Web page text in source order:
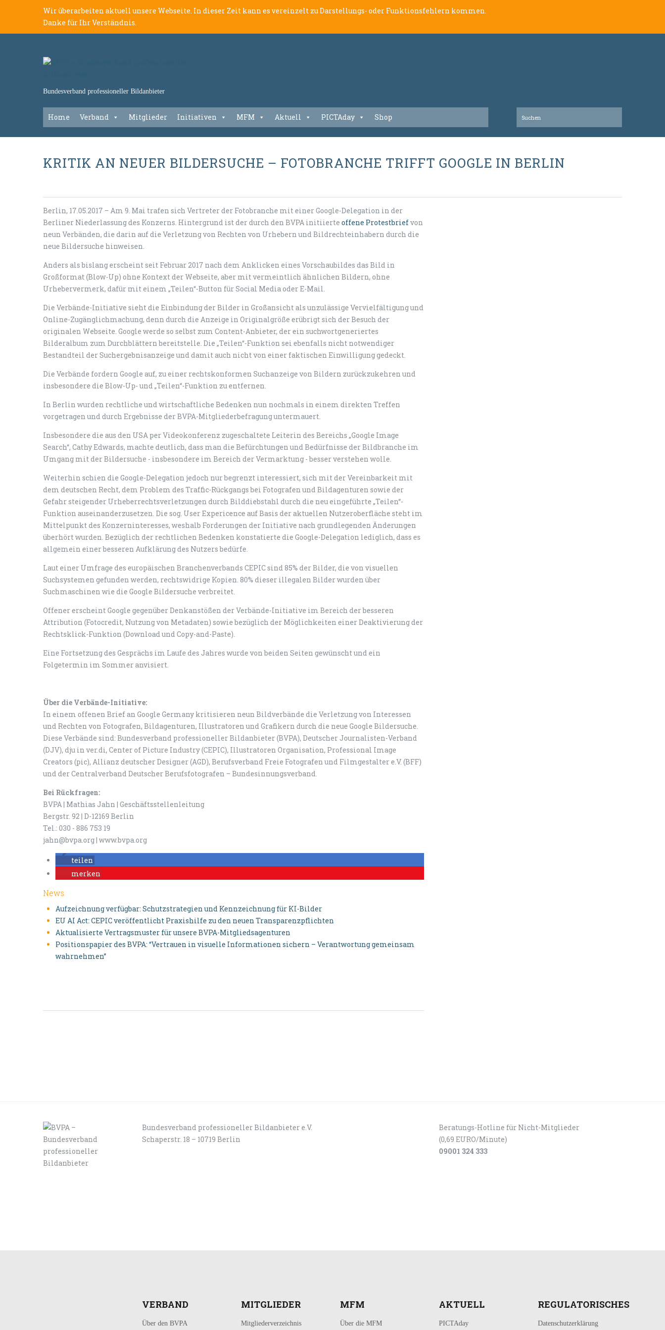
Wir überarbeiten aktuell unsere Webseite. In dieser Zeit kann es vereinzelt zu Darstellungs- oder Funktionsfehlern kommen.
Danke für Ihr Verständnis.
Bundesverband professioneller Bildanbieter
Home Verband Mitglieder Initiativen MFM Aktuell PICTAday Shop
KRITIK AN NEUER BILDERSUCHE – FOTOBRANCHE TRIFFT GOOGLE IN BERLIN
Berlin, 17.05.2017 – Am 9. Mai trafen sich Vertreter der Fotobranche mit einer Google-Delegation in der
Berliner Niederlassung des Konzerns. Hintergrund ist der durch den BVPA initiierte offene Protestbriefvon
neun Verbänden, die darin auf die Verletzung von Rechten von Urhebern und Bildrechteinhabern durch die
neue Bildersuche hinweisen.
Anders als bislang erscheint seit Februar 2017 nach dem Anklicken eines Vorschaubildes das Bild in
Großformat (Blow-Up) ohne Kontext der Webseite, aber mit vermeintlich ähnlichen Bildern, ohne
Urhebervermerk, dafür mit einem „Teilen“-Button für Social Media oder E-Mail.
Die Verbände-Initiative sieht die Einbindung der Bilder in Großansicht als unzulässige Vervielfältigung und
Online-Zugänglichmachung, denn durch die Anzeige in Originalgröße erübrigt sich der Besuch der
originalen Webseite. Google werde so selbst zum Content-Anbieter, der ein suchwortgeneriertes
Bilderalbum zum Durchblättern bereitstelle. Die „Teilen“-Funktion sei ebenfalls nicht notwendiger
Bestandteil der Suchergebnisanzeige und damit auch nicht von einer faktischen Einwilligung gedeckt.
Die Verbände fordern Google auf, zu einer rechtskonformen Suchanzeige von Bildern zurückzukehren und
insbesondere die Blow-Up- und „Teilen“-Funktion zu entfernen.
In Berlin wurden rechtliche und wirtschaftliche Bedenken nun nochmals in einem direkten Treffen
vorgetragen und durch Ergebnisse der BVPA-Mitgliederbefragung untermauert.
Insbesondere die aus den USA per Videokonferenz zugeschaltete Leiterin des Bereichs „Google Image
Search“, Cathy Edwards, machte deutlich, dass man die Befürchtungen und Bedürfnisse der Bildbranche im
Umgang mit der Bildersuche - insbesondere im Bereich der Vermarktung - besser verstehen wolle.
Weiterhin schien die Google-Delegation jedoch nur begrenzt interessiert, sich mit der Vereinbarkeit mit
dem deutschen Recht, dem Problem des Traffic-Rückgangs bei Fotografen und Bildagenturen sowie der
Gefahr steigender Urheberrechtsverletzungen durch Bilddiebstahl durch die neu eingeführte „Teilen“-
Funktion auseinanderzusetzen. Die sog. User Expericence auf Basis der aktuellen Nutzeroberfläche steht im
Mittelpunkt des Konzerninteresses, weshalb Forderungen der Initiative nach grundlegenden Änderungen
überhört wurden. Bezüglich der rechtlichen Bedenken konstatierte die Google-Delegation lediglich, dass es
allgemein einer besseren Aufklärung des Nutzers bedürfe.
Laut einer Umfrage des europäischen Branchenverbands CEPIC sind 85% der Bilder, die von visuellen
Suchsystemen gefunden werden, rechtswidrige Kopien. 80% dieser illegalen Bilder wurden über
Suchmaschinen wie die Google Bildersuche verbreitet.
Offener erscheint Google gegenüber Denkanstößen der Verbände-Initiative im Bereich der besseren
Attribution (Fotocredit, Nutzung von Metadaten) sowie bezüglich der Möglichkeiten einer Deaktivierung der
Rechtsklick-Funktion (Download und Copy-and-Paste).
Eine Fortsetzung des Gesprächs im Laufe des Jahres wurde von beiden Seiten gewünscht und ein
Folgetermin im Sommer anvisiert.
Über die Verbände-Initiative:
In einem offenen Brief an Google Germany kritisieren neun Bildverbände die Verletzung von Interessen
und Rechten von Fotografen, Bildagenturen, Illustratoren und Grafikern durch die neue Google Bildersuche.
Diese Verbände sind: Bundesverband professioneller Bildanbieter (BVPA), Deutscher Journalisten-Verband
(DJV), dju in ver.di, Center of Picture Industry (CEPIC), Illustratoren Organisation, Professional Image
Creators (pic), Allianz deutscher Designer (AGD), Berufsverband Freie Fotografen und Filmgestalter e.V. (BFF)
und der Centralverband Deutscher Berufsfotografen – Bundesinnungsverband.
Bei Rückfragen:
BVPA | Mathias Jahn | Geschäftsstellenleitung
Bergstr. 92 | D-12169 Berlin
Tel.: 030 - 886 753 19
jahn@bvpa.org | www.bvpa.org
teilen
merken
News
Aufzeichnung verfügbar: Schutzstrategien und Kennzeichnung für KI-Bilder
EU AI Act: CEPIC veröffentlicht Praxishilfe zu den neuen Transparenzpflichten
Aktualisierte Vertragsmuster für unsere BVPA-Mitgliedsagenturen
Positionspapier des BVPA: “Vertrauen in visuelle Informationen sichern – Verantwortung gemeinsam
wahrnehmen”
Bundesverband professioneller Bildanbieter e.V.
Schaperstr. 18 – 10719 Berlin
Beratungs-Hotline für Nicht-Mitglieder
(0,69 EURO/Minute)
09001 324 333
VERBAND
Über den BVPA
MITGLIEDER
Mitgliederverzeichnis
MFM
Über die MFM
AKTUELL
PICTAday
REGULATORISCHES
Datenschutzerklärung